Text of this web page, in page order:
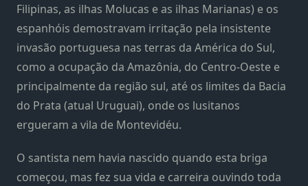
Filipinas, as ilhas Molucas e as ilhas Marianas) e os
espanhóis demostravam irritação pela insistente
invasão portuguesa nas terras da América do Sul,
como a ocupação da Amazônia, do Centro-Oeste e
principalmente da região sul, até os limites da Bacia
do Prata (atual Uruguai), onde os lusitanos
ergueram a vila de Montevidéu.
O santista nem havia nascido quando esta briga
começou, mas fez sua vida e carreira ouvindo toda